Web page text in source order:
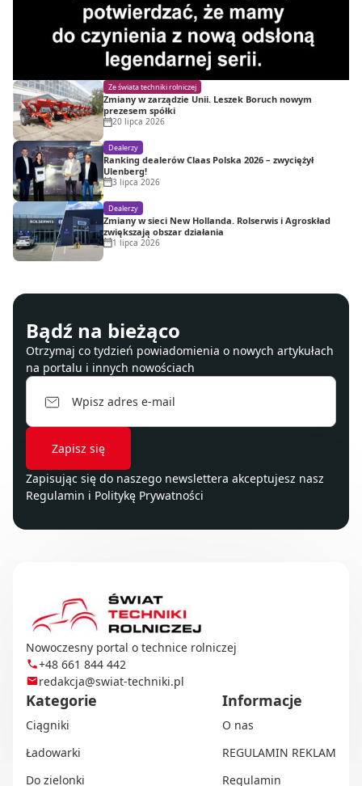
Ze świata techniki rolniczej
Zmiany w zarządzie Unii. Leszek Boruch nowym
prezesem spółki
20 lipca 2026
Dealerzy
Ranking dealerów Claas Polska 2026 – zwyciężył
Ulenberg!
3 lipca 2026
Dealerzy
Zmiany w sieci New Hollanda. Rolserwis i Agroskład
zwiększają obszar działania
1 lipca 2026
Bądź na bieżąco
Otrzymaj co tydzień powiadomienia o nowych artykułach
na portalu i innych nowościach
Zapisując się do naszego newslettera akceptujesz nasz
Regulamin i Politykę Prywatności
Nowoczesny portal o technice rolniczej
+48 661 844 442
redakcja@swiat-techniki.pl
Kategorie
Ciągniki
Ładowarki
Do zielonki
Informacje
O nas
REGULAMIN REKLAM
Regulamin